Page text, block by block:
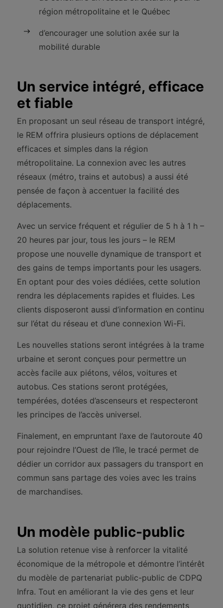
région métropolitaine et le Québec
d’encourager une solution axée sur la
mobilité durable
Un service intégré, efficace
et fiable
En proposant un seul réseau de transport intégré,
le REM offrira plusieurs options de déplacement
efficaces et simples dans la région
métropolitaine. La connexion avec les autres
réseaux (métro, trains et autobus) a aussi été
pensée de façon à accentuer la facilité des
déplacements.
Avec un service fréquent et régulier de 5 h à 1 h –
20 heures par jour, tous les jours – le REM
propose une nouvelle dynamique de transport et
des gains de temps importants pour les usagers.
En optant pour des voies dédiées, cette solution
rendra les déplacements rapides et fluides. Les
clients disposeront aussi d’information en continu
sur l’état du réseau et d’une connexion Wi-Fi.
Les nouvelles stations seront intégrées à la trame
urbaine et seront conçues pour permettre un
accès facile aux piétons, vélos, voitures et
autobus. Ces stations seront protégées,
tempérées, dotées d’ascenseurs et respecteront
les principes de l’accès universel.
Finalement, en empruntant l’axe de l’autoroute 40
pour rejoindre l’Ouest de l’île, le tracé permet de
dédier un corridor aux passagers du transport en
commun sans partage des voies avec les trains
de marchandises.
Un modèle public-public
La solution retenue vise à renforcer la vitalité
économique de la métropole et démontre l’intérêt
du modèle de partenariat public-public de CDPQ
Infra. Tout en améliorant la vie des gens et leur
quotidien, ce projet générera des rendements